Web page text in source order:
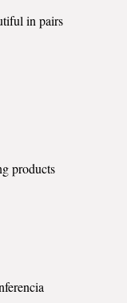
in pairs
products